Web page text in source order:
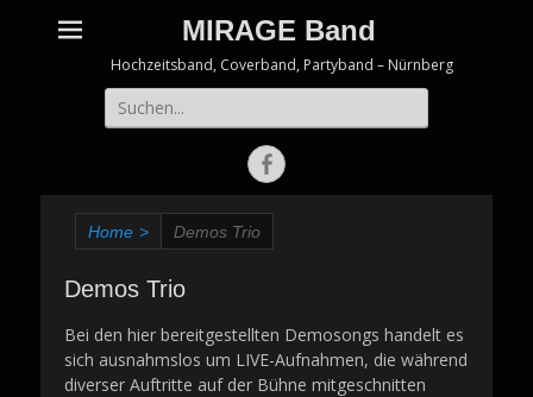
MIRAGE Band
Hochzeitsband, Coverband, Partyband – Nürnberg
Suche
nach:
Facebook
Home > Demos Trio
Demos Trio
Bei den hier bereitgestellten Demosongs handelt es
sich ausnahmslos um LIVE-Aufnahmen, die während
diverser Auftritte auf der Bühne mitgeschnitten